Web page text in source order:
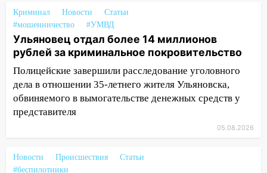
Вешкайме посиделки с судимым
знакомым закончились для женщины
больницей
16:06 18-летняя девушка без прав
перевернулась на мопеде и попала в
больницу
15:59 Ульяновец отдал более 14
миллионов рублей за криминальное
15:32
На «кольце» кроссовер сбил 18-
Криминал Новости
Статьи
#мошенничество
#УМВД
Ульяновец отдал более 14 миллионов
рублей за криминальное покровительство
Полицейские завершили расследование уголовного
дела в отношении 35-летнего жителя Ульяновска,
обвиняемого в вымогательстве денежных средств у
представителя
05.08.2026
Новости Происшествия
Статьи
#беспилотники